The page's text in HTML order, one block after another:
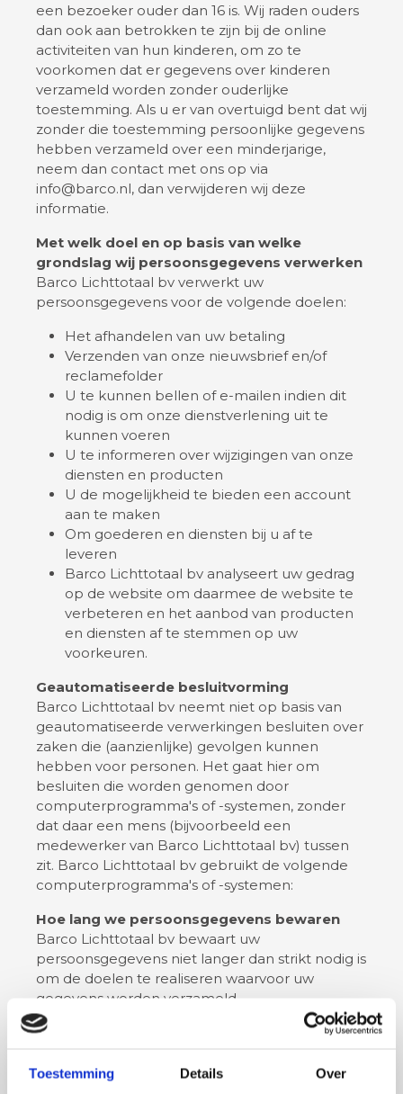
Toestemming Details Over
een bezoeker ouder dan 16 is. Wij raden ouders
dan ook aan betrokken te zijn bij de online
activiteiten van hun kinderen, om zo te
voorkomen dat er gegevens over kinderen
verzameld worden zonder ouderlijke
toestemming. Als u er van overtuigd bent dat wij
zonder die toestemming persoonlijke gegevens
hebben verzameld over een minderjarige,
neem dan contact met ons op via
info@barco.nl, dan verwijderen wij deze
informatie.
Met welk doel en op basis van welke
grondslag wij persoonsgegevens verwerken
Barco Lichttotaal bv verwerkt uw
persoonsgegevens voor de volgende doelen:
Het afhandelen van uw betaling
Verzenden van onze nieuwsbrief en/of
reclamefolder
U te kunnen bellen of e-mailen indien dit
nodig is om onze dienstverlening uit te
kunnen voeren
U te informeren over wijzigingen van onze
diensten en producten
U de mogelijkheid te bieden een account
aan te maken
Om goederen en diensten bij u af te
leveren
Barco Lichttotaal bv analyseert uw gedrag
op de website om daarmee de website te
verbeteren en het aanbod van producten
en diensten af te stemmen op uw
voorkeuren.
Geautomatiseerde besluitvorming
Barco Lichttotaal bv neemt niet op basis van
geautomatiseerde verwerkingen besluiten over
zaken die (aanzienlijke) gevolgen kunnen
hebben voor personen. Het gaat hier om
besluiten die worden genomen door
computerprogramma's of -systemen, zonder
dat daar een mens (bijvoorbeeld een
medewerker van Barco Lichttotaal bv) tussen
zit. Barco Lichttotaal bv gebruikt de volgende
computerprogramma's of -systemen:
Hoe lang we persoonsgegevens bewaren
Barco Lichttotaal bv bewaart uw
persoonsgegevens niet langer dan strikt nodig is
om de doelen te realiseren waarvoor uw
gegevens worden verzameld.
Delen van persoonsgegevens met derden
derden en alleen als dit nodig is voor de